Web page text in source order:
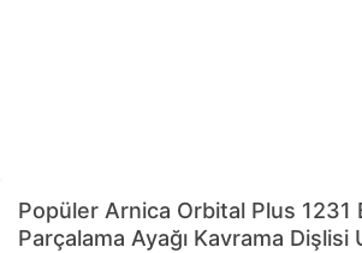
Popüler Arnica Orbital Plus 1231
Parçalama Ayağı Kavrama Dişlisi